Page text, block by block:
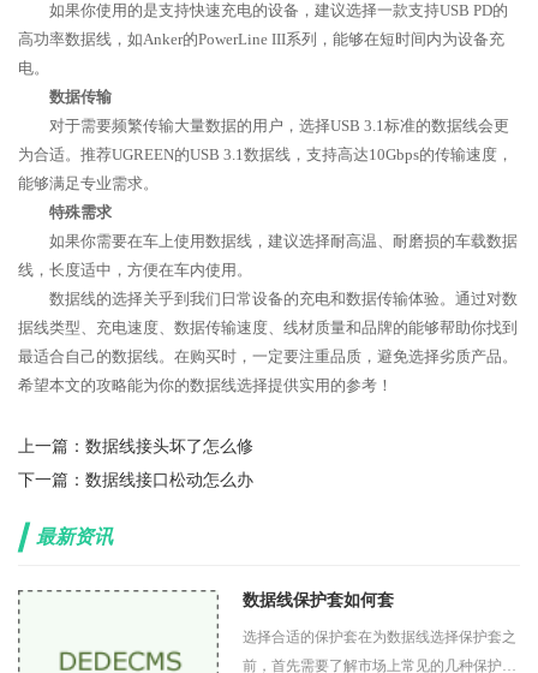
如果你使用的是支持快速充电的设备，建议选择一款支持USB PD的
高功率数据线，如Anker的PowerLine III系列，能够在短时间内为设备充
电。
数据传输
对于需要频繁传输大量数据的用户，选择USB 3.1标准的数据线会更
为合适。推荐UGREEN的USB 3.1数据线，支持高达10Gbps的传输速度，
能够满足专业需求。
特殊需求
如果你需要在车上使用数据线，建议选择耐高温、耐磨损的车载数据
线，长度适中，方便在车内使用。
数据线的选择关乎到我们日常设备的充电和数据传输体验。通过对数
据线类型、充电速度、数据传输速度、线材质量和品牌的能够帮助你找到
最适合自己的数据线。在购买时，一定要注重品质，避免选择劣质产品。
希望本文的攻略能为你的数据线选择提供实用的参考！
上一篇： 数据线接头坏了怎么修
下一篇： 数据线接口松动怎么办
最新资讯
数据线保护套如何套
选择合适的保护套在为数据线选择保护套之
前，首先需要了解市场上常见的几种保护套